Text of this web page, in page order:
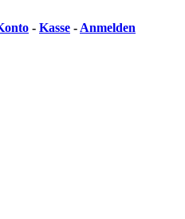
- Kasse - Anmelden